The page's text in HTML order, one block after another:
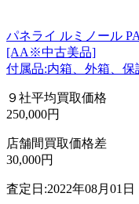
パネライ ルミノール
[AA※中古美品]
付属品:内箱、外箱、保
９社平均買取価格
250,000円
店舗間買取価格差
30,000円
査定日:2022年08月01日